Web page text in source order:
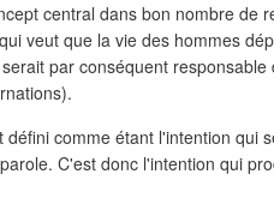
central dans bon nombre de
veut que la vie des hommes
par conséquent
défini comme étant l'intention qui
C'est donc l'intention qui